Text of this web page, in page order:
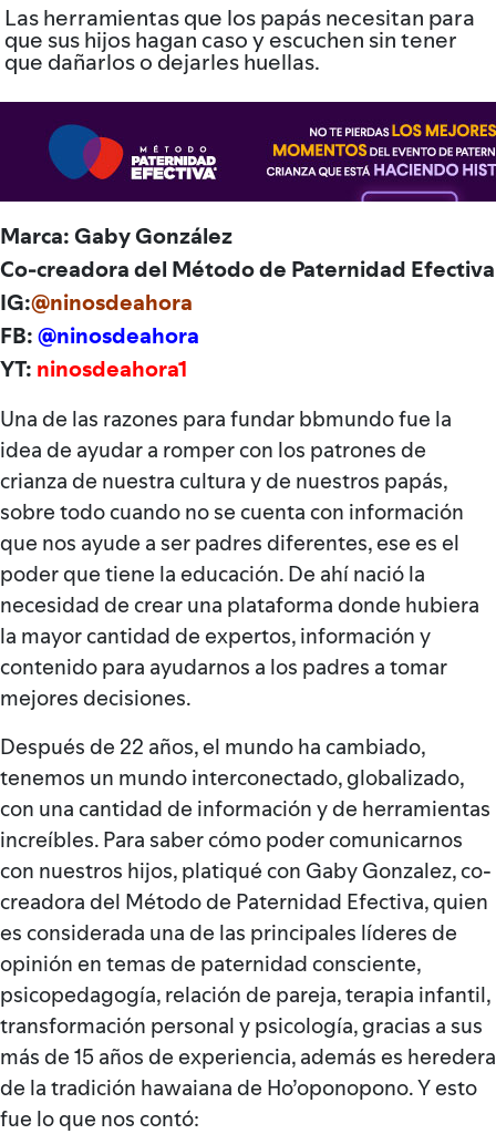
Las herramientas que los papás necesitan para
que sus hijos hagan caso y escuchen sin tener
que dañarlos o dejarles huellas.
Marca: Gaby González
Co-creadora del Método de Paternidad Efectiva
IG:@ninosdeahora
FB:@ninosdeahora
YT: ninosdeahora1
Una de las razones para fundar bbmundo fue la
idea de ayudar a romper con los patrones de
crianza de nuestra cultura y de nuestros papás,
sobre todo cuando no se cuenta con información
que nos ayude a ser padres diferentes, ese es el
poder que tiene la educación. De ahí nació la
necesidad de crear una plataforma donde hubiera
la mayor cantidad de expertos, información y
contenido para ayudarnos a los padres a tomar
mejores decisiones.
Después de 22 años, el mundo ha cambiado,
tenemos un mundo interconectado, globalizado,
con una cantidad de información y de herramientas
increíbles. Para saber cómo poder comunicarnos
con nuestros hijos, platiqué con Gaby Gonzalez, co-
creadora del Método de Paternidad Efectiva, quien
es considerada una de las principales líderes de
opinión en temas de paternidad consciente,
psicopedagogía, relación de pareja, terapia infantil,
transformación personal y psicología, gracias a sus
más de 15 años de experiencia, además es heredera
de la tradición hawaiana de Ho’oponopono. Y esto
fue lo que nos contó: